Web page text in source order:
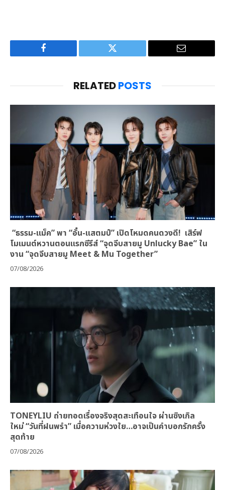
Facebook Twitter Email
RELATEDPOSTS
“ธรรม-แม็ค” พา “อั๋น-แสตมป์” เปิดโหมดคนดวงดี! เสิร์ฟ
โมเมนต์หวานตอนแรกซีรีส์ “จุดจีบสายมู Unlucky Bae” ใน
งาน “จุดจีบสายมู Meet & Mu Together”
07/08/2026
TONEYLIU ถ่ายทอดเรื่องจริงสุดสะเทือนใจ ผ่านซิงเกิล
ใหม่ “วันที่ฝนพรำ” เมื่อความห่วงใย…อาจเป็นคำบอกรักครั้ง
สุดท้าย
07/08/2026